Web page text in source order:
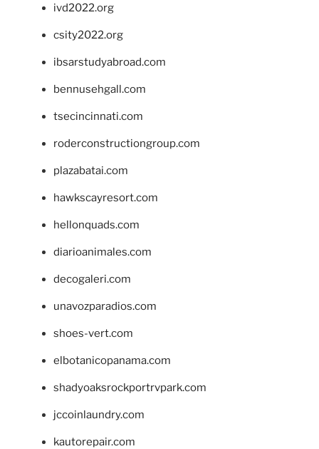
ivd2022.org
csity2022.org
ibsarstudyabroad.com
bennusehgall.com
tsecincinnati.com
roderconstructiongroup.com
plazabatai.com
hawkscayresort.com
hellonquads.com
diarioanimales.com
decogaleri.com
unavozparadios.com
shoes-vert.com
elbotanicopanama.com
shadyoaksrockportrvpark.com
jccoinlaundry.com
kautorepair.com